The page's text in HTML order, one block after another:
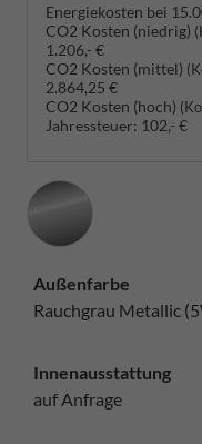
Energiekosten bei
CO2 Kosten (niedrig)
1.206,- €
CO2 Kosten (mittel)
2.864,25 €
CO2 Kosten (hoch)
Jahressteuer: 102,- €
Außenfarbe
Rauchgrau Metallic
Innenausstattung
auf Anfrage